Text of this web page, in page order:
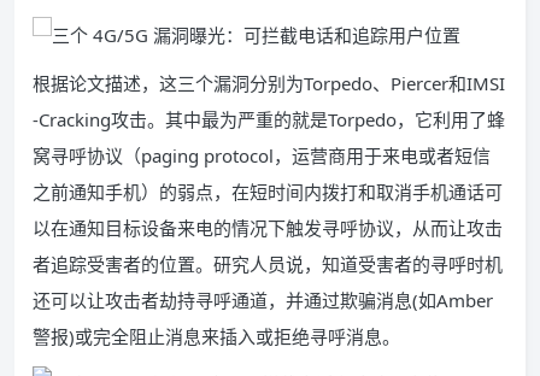
根据论文描述，这三个漏洞分别为Torpedo、Piercer和IMSI
-Cracking攻击。其中最为严重的就是Torpedo，它利用了蜂
窝寻呼协议（paging protocol，运营商用于来电或者短信
之前通知手机）的弱点，在短时间内拨打和取消手机通话可
以在通知目标设备来电的情况下触发寻呼协议，从而让攻击
者追踪受害者的位置。研究人员说，知道受害者的寻呼时机
还可以让攻击者劫持寻呼通道，并通过欺骗消息(如Amber
警报)或完全阻止消息来插入或拒绝寻呼消息。